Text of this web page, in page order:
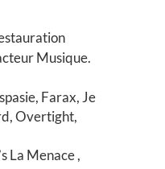
Musique.
Farax, Je
Overtight,
La Menace ,